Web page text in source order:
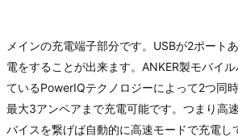
メインの充電端子部分です。USBが2ポート
電をすることが出来ます。ANKER製モバイ
ているPowerIQテクノロジーによって2つ同
最大3アンペアまで充電可能です。つまり高
バイスを繋げば自動的に高速モードで充電し